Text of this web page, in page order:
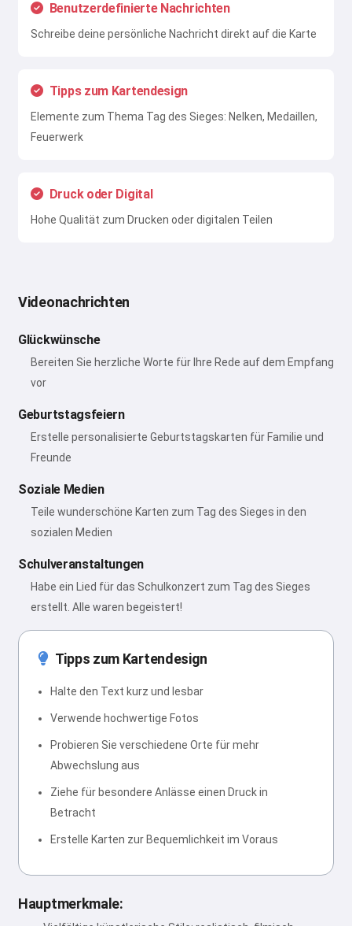
Benutzerdefinierte Nachrichten
Schreibe deine persönliche Nachricht direkt auf die Karte
Tipps zum Kartendesign
Elemente zum Thema Tag des Sieges: Nelken, Medaillen,
Feuerwerk
Druck oder Digital
Hohe Qualität zum Drucken oder digitalen Teilen
Videonachrichten
Glückwünsche
Bereiten Sie herzliche Worte für Ihre Rede auf dem Empfang
vor
Geburtstagsfeiern
Erstelle personalisierte Geburtstagskarten für Familie und
Freunde
Soziale Medien
Teile wunderschöne Karten zum Tag des Sieges in den
sozialen Medien
Schulveranstaltungen
Habe ein Lied für das Schulkonzert zum Tag des Sieges
erstellt. Alle waren begeistert!
Tipps zum Kartendesign
Halte den Text kurz und lesbar
Verwende hochwertige Fotos
Probieren Sie verschiedene Orte für mehr
Abwechslung aus
Ziehe für besondere Anlässe einen Druck in
Betracht
Erstelle Karten zur Bequemlichkeit im Voraus
Hauptmerkmale: